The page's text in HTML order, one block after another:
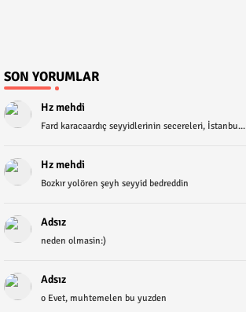
SON YORUMLAR
Hz mehdi
Fard karacaardıç seyyidlerinin secereleri, İstanbu...
Hz mehdi
Bozkır yolören şeyh seyyid bedreddin
Adsız
neden olmasin:)
Adsız
o Evet, muhtemelen bu yuzden